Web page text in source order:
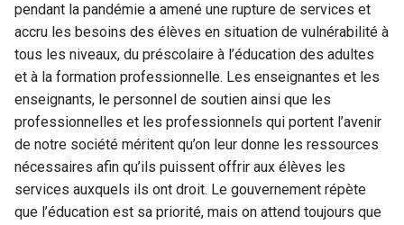
pendant la pandémie a amené une rupture de services et
accru les besoins des élèves en situation de vulnérabilité à
tous les niveaux, du préscolaire à l’éducation des adultes
et à la formation professionnelle. Les enseignantes et les
enseignants, le personnel de soutien ainsi que les
professionnelles et les professionnels qui portent l’avenir
de notre société méritent qu’on leur donne les ressources
nécessaires afin qu’ils puissent offrir aux élèves les
services auxquels ils ont droit. Le gouvernement répète
que l’éducation est sa priorité, mais on attend toujours que